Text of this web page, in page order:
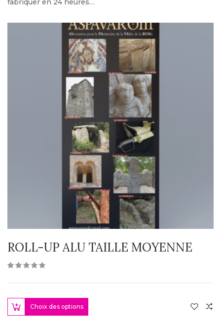
fabriquer en 24 heures…
ROLL-UP ALU TAILLE MOYENNE
Choix des options